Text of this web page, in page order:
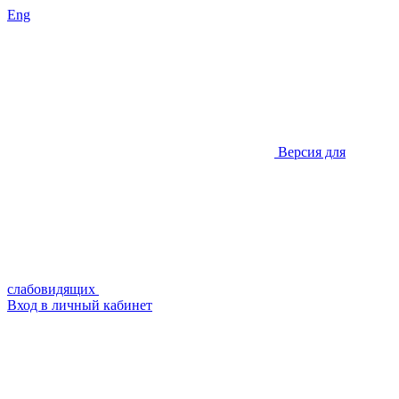
Eng
Версия для
слабовидящих
Вход в личный кабинет